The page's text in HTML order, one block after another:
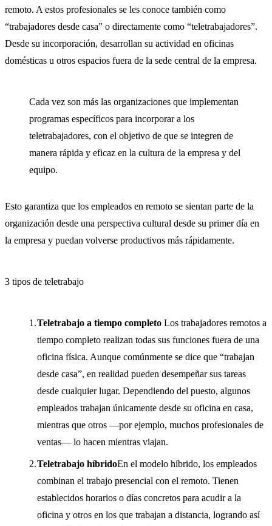
remoto. A estos profesionales se les conoce también como
“trabajadores desde casa” o directamente como “teletrabajadores”.
Desde su incorporación, desarrollan su actividad en oficinas
domésticas u otros espacios fuera de la sede central de la empresa.
Cada vez son más las organizaciones que implementan
programas específicos para incorporar a los
teletrabajadores, con el objetivo de que se integren de
manera rápida y eficaz en la cultura de la empresa y del
equipo.
Esto garantiza que los empleados en remoto se sientan parte de la
organización desde una perspectiva cultural desde su primer día en
la empresa y puedan volverse productivos más rápidamente.
3 tipos de teletrabajo
Teletrabajo a tiempo completo Los trabajadores remotos a
tiempo completo realizan todas sus funciones fuera de una
oficina física. Aunque comúnmente se dice que “trabajan
desde casa”, en realidad pueden desempeñar sus tareas
desde cualquier lugar. Dependiendo del puesto, algunos
empleados trabajan únicamente desde su oficina en casa,
mientras que otros —por ejemplo, muchos profesionales de
ventas— lo hacen mientras viajan.
Teletrabajo híbridoEn el modelo híbrido, los empleados
combinan el trabajo presencial con el remoto. Tienen
establecidos horarios o días concretos para acudir a la
oficina y otros en los que trabajan a distancia, logrando así